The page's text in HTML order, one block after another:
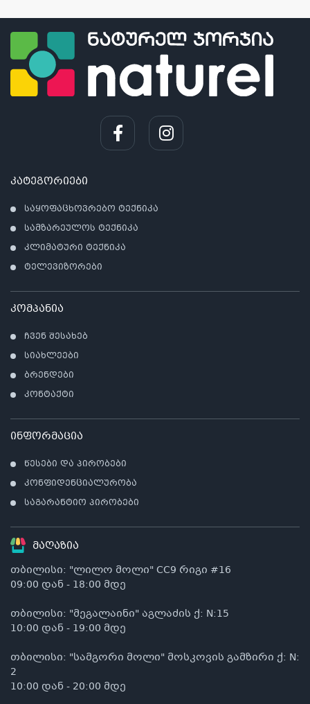
კატეგორიები
საყოფაცხოვრებო ტექნიკა
სამზარეულოს ტექნიკა
კლიმატური ტექნიკა
ტელევიზორები
კომპანია
ჩვენ შესახებ
სიახლეები
ბრენდები
კონტაქტი
ინფორმაცია
წესები და პირობები
კონფიდენციალურობა
საგარანტიო პირობები
მაღაზია
თბილისი: "ლილო მოლი" CC9 რიგი #16
09:00 დან - 18:00 მდე
თბილისი: "მეგალაინი" აგლაძის ქ: N:15
10:00 დან - 19:00 მდე
თბილისი: "სამგორი მოლი" მოსკოვის გამზირი ქ: N:
2
10:00 დან - 20:00 მდე